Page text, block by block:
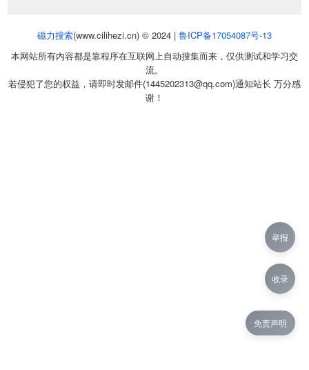
磁力搜索(www.cilihezi.cn) © 2024 | 鲁ICP备17054087号-13
本网站所有内容都是靠程序在互联网上自动搜集而来，仅供测试和学习交
流。
若侵犯了您的权益，请即时发邮件(1445202313@qq.com)通知站长 万分感
谢！
免责声明
举报
收录